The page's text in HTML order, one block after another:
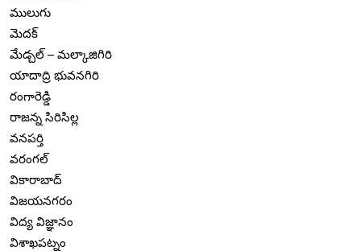
ములుగు
మెదక్
మేడ్చల్ – మల్కాజిగిరి
యాదాద్రి భువనగిరి
రంగారెడ్డి
రాజన్న సిరిసిల్ల
వనపర్తి
వరంగల్
వికారాబాద్
విజయనగరం
విద్య విజ్ఞానం
విశాఖపట్నం